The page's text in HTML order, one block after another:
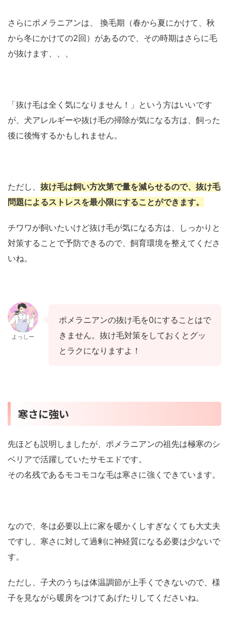
さらにポメラニアンは、 換毛期（春から夏にかけて、秋
から冬にかけての2回）があるので、その時期はさらに毛
が抜けます、、、
「抜け毛は全く気になりません！」という方はいいです
が、犬アレルギーや抜け毛の掃除が気になる方は、飼った
後に後悔するかもしれません。
ただし、 抜け毛は飼い方次第で量を減らせるので、抜け毛
問題によるストレスを最小限にすることができます。
チワワが飼いたいけど抜け毛が気になる方は、しっかりと
対策することで予防できるので、飼育環境を整えてくださ
いね。
よっしー
ポメラニアンの抜け毛を0にすることはで
きません。抜け毛対策をしておくとグッ
とラクになりますよ！
寒さに強い
先ほども説明しましたが、ポメラニアンの祖先は極寒のシ
ベリアで活躍していたサモエドです。
その名残であるモコモコな毛は寒さに強くできています。
なので、冬は必要以上に家を暖かくしすぎなくても大丈夫
ですし、寒さに対して過剰に神経質になる必要は少ないで
す。
ただし、子犬のうちは体温調節が上手くできないので、様
子を見ながら暖房をつけてあげたりしてくださいね。